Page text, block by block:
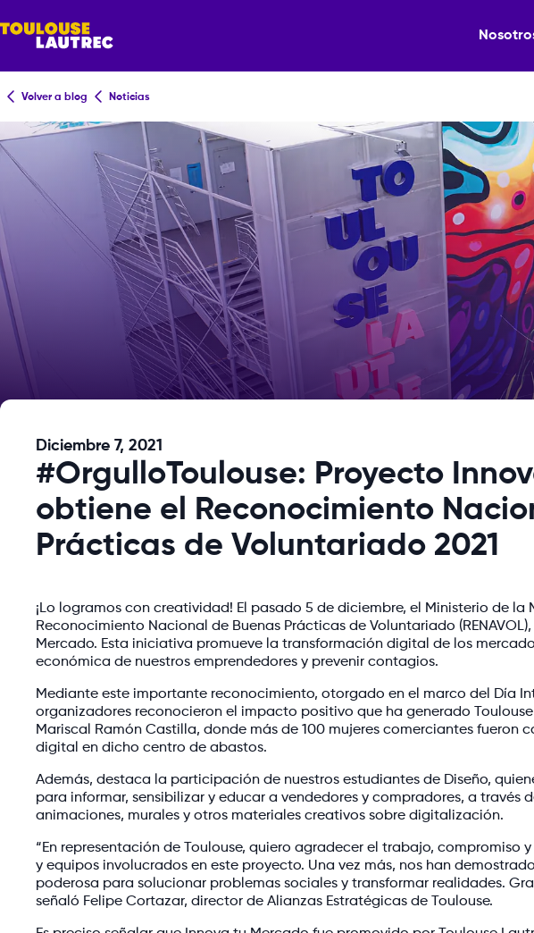
Volver a blog Noticias
Diciembre 7, 2021
#OrgulloToulouse: Proyecto
obtiene el Reconocimiento
Prácticas de Voluntariado 2021
¡Lo logramos con creatividad! El pasado 5 de diciembre, el Ministerio de la
Reconocimiento Nacional de Buenas Prácticas de Voluntariado
Mercado. Esta iniciativa promueve la transformación digital de los
económica de nuestros emprendedores y prevenir contagios.
Mediante este importante reconocimiento, otorgado en el marco del Día
organizadores reconocieron el impacto positivo que ha generado
Mariscal Ramón Castilla, donde más de 100 mujeres comerciantes
digital en dicho centro de abastos.
Además, destaca la participación de nuestros estudiantes de Diseño,
para informar, sensibilizar y educar a vendedores y compradores, a través
animaciones, murales y otros materiales creativos sobre digitalización.
“En representación de Toulouse, quiero agradecer el trabajo, compromiso
y equipos involucrados en este proyecto. Una vez más, nos han
poderosa para solucionar problemas sociales y transformar realidades.
señaló Felipe Cortazar, director de Alianzas Estratégicas de Toulouse.